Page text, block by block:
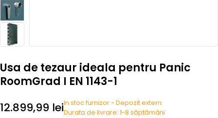
Usa de tezaur ideala pentru Panic
RoomGrad I EN 1143-1
12.899,99 leiIn stoc furnizor - Depozit extern
Durata de livrare: 1-8 săptămâni